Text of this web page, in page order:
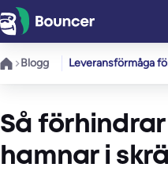
Hoppa
till
innehåll
Blogg Leveransförmåga
Så
hamnar i